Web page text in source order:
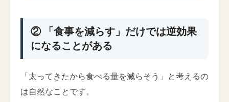
② 「食事を減らす」だけでは逆効果
になることがある
「太ってきたから食べる量を減らそう」と考えるの
は自然なことです。